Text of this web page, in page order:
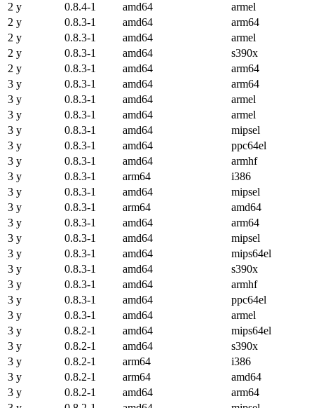
2 y
0.8.4-1 amd64
armel
2 y
0.8.3-1 amd64
arm64
2 y
0.8.3-1 amd64
armel
2 y
0.8.3-1 amd64
s390x
2 y
0.8.3-1 amd64
arm64
3 y
0.8.3-1 amd64
arm64
3 y
0.8.3-1 amd64
armel
3 y
0.8.3-1 amd64
armel
3 y
0.8.3-1 amd64
mipsel
3 y
0.8.3-1 amd64
ppc64el
3 y
0.8.3-1 amd64
armhf
3 y
0.8.3-1 arm64
i386
3 y
0.8.3-1 amd64
mipsel
3 y
0.8.3-1 arm64
amd64
3 y
0.8.3-1 amd64
arm64
3 y
0.8.3-1 amd64
mipsel
3 y
0.8.3-1 amd64
mips64el
3 y
0.8.3-1 amd64
s390x
3 y
0.8.3-1 amd64
armhf
3 y
0.8.3-1 amd64
ppc64el
3 y
0.8.3-1 amd64
armel
3 y
0.8.2-1 amd64
mips64el
3 y
0.8.2-1 amd64
s390x
3 y
0.8.2-1 arm64
i386
3 y
0.8.2-1 arm64
amd64
3 y
0.8.2-1 amd64
arm64